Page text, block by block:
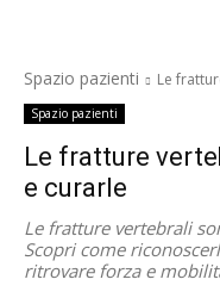
Spazio pazienti Le
Spazio pazienti
Le fratture
e curarle
Le fratture vertebrali
Scopri come
ritrovare forza e